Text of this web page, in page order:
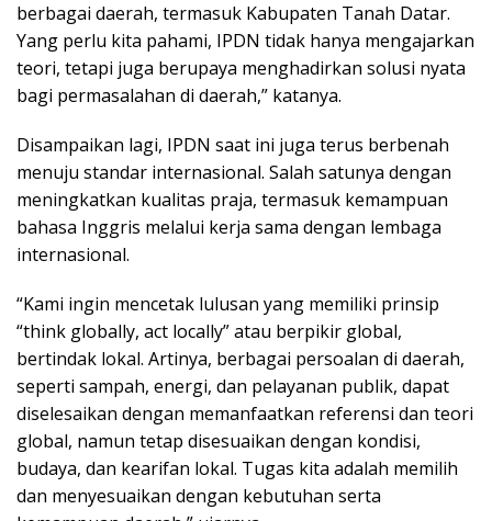
berbagai daerah, termasuk Kabupaten Tanah Datar.
Yang perlu kita pahami, IPDN tidak hanya mengajarkan
teori, tetapi juga berupaya menghadirkan solusi nyata
bagi permasalahan di daerah,” katanya.
Disampaikan lagi, IPDN saat ini juga terus berbenah
menuju standar internasional. Salah satunya dengan
meningkatkan kualitas praja, termasuk kemampuan
bahasa Inggris melalui kerja sama dengan lembaga
internasional.
“Kami ingin mencetak lulusan yang memiliki prinsip
“think globally, act locally” atau berpikir global,
bertindak lokal. Artinya, berbagai persoalan di daerah,
seperti sampah, energi, dan pelayanan publik, dapat
diselesaikan dengan memanfaatkan referensi dan teori
global, namun tetap disesuaikan dengan kondisi,
budaya, dan kearifan lokal. Tugas kita adalah memilih
dan menyesuaikan dengan kebutuhan serta